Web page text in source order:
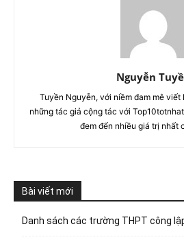
Nguyễn
Tuyền Nguyễn, với niềm đam mê viết
những tác giả cộng tác với
đem đến nhiều giá trị nhất
Bài viết mới
Danh sách các trường THPT công